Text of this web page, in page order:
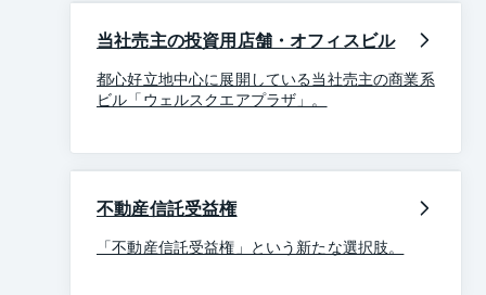
当社売主の投資用店舗・オフィスビル
都心好立地中心に展開している当社売主の商業系
ビル「ウェルスクエアプラザ」。
不動産信託受益権
「不動産信託受益権」という新たな選択肢。